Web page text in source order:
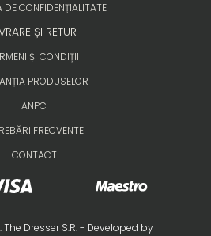
DE CONFIDENȚIALITATE
ȘI RETUR
ȘI CONDIȚII
PRODUSELOR
ANPC
FRECVENTE
CONTACT
The Dresser S.R. - Developed by